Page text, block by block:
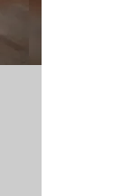
сочинения
европейских
в работе жюри